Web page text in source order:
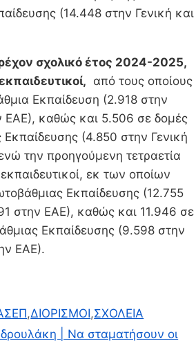
(14.448 στην Γενική και
σχολικό έτος 2024-2025,
από τους οποίους
Εκπαίδευση (2.918 στην
ΕΑΕ), καθώς και 5.506 σε δομές
Εκπαίδευσης (4.850 στην Γενική
την προηγούμενη τετραετία
εκ των οποίων
Εκπαίδευσης (12.755
στην ΕΑΕ), καθώς και 11.946 σε
Εκπαίδευσης (9.598 στην
ΕΑΕ).
,ΔΙΟΡΙΣΜΟΙ,ΣΧΟΛΕΙΑ
| Να σταματήσουν οι